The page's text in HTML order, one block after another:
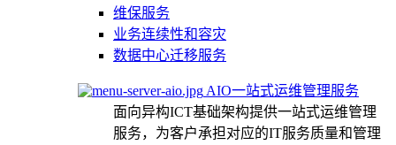
维保服务
业务连续性和容灾
数据中心迁移服务
AIO一站式运维管理服务
面向异构ICT基础架构提供一站式运维管理
服务，为客户承担对应的IT服务质量和管理